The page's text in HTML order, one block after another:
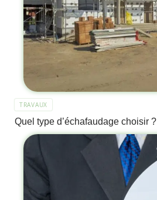
TRAVAUX
Quel type d’échafaudage choisir ?